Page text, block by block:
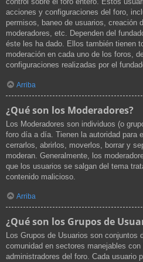
acciones y configuraciones del foro,
permisos, baneo de usuarios, creación
moderadores, etc. Dependen del
éste les ha dado. Ellos también tienen
moderación en cada uno de los foros,
configuraciones realizadas por el
Arriba
¿Qué son los Moderadores?
Los Moderadores son individuos (o
foro día a día. Tienen la autoridad para
cerrarlos, abrirlos, moverlos, borrar y
moderan. Generalmente, los
que los usuarios se salgan del tema
contenido malicioso.
Arriba
¿Qué son los Grupos de
Los Grupos de Usuarios son conjuntos
comunidad en sectores manejables
administradores del foro. Cada usuario